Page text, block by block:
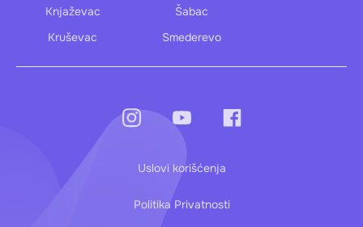
Knjaževac
Kruševac
Šabac
Smederevo
Uslovi korišćenja
Politika Privatnosti